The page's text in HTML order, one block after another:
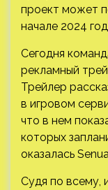
проект может
начале 2024
Сегодня
рекламный
Трейлер
в игровом
что в нем
которых
оказалась
Судя по всему,